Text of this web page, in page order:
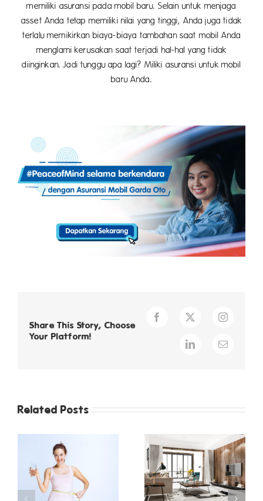
memiliki asuransi pada mobil baru. Selain untuk menjaga
asset Anda tetap memiliki nilai yang tinggi, Anda juga tidak
terlalu memikirkan biaya-biaya tambahan saat mobil Anda
menglami kerusakan saat terjadi hal-hal yang tidak
diinginkan. Jadi tunggu apa lagi? Miliki asuransi untuk mobil
baru Anda.
Share This Story, Choose
Your Platform!
FacebookX
LinkedInEmail
Related Posts